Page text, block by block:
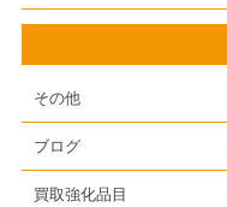
その他
ブログ
買取強化品目